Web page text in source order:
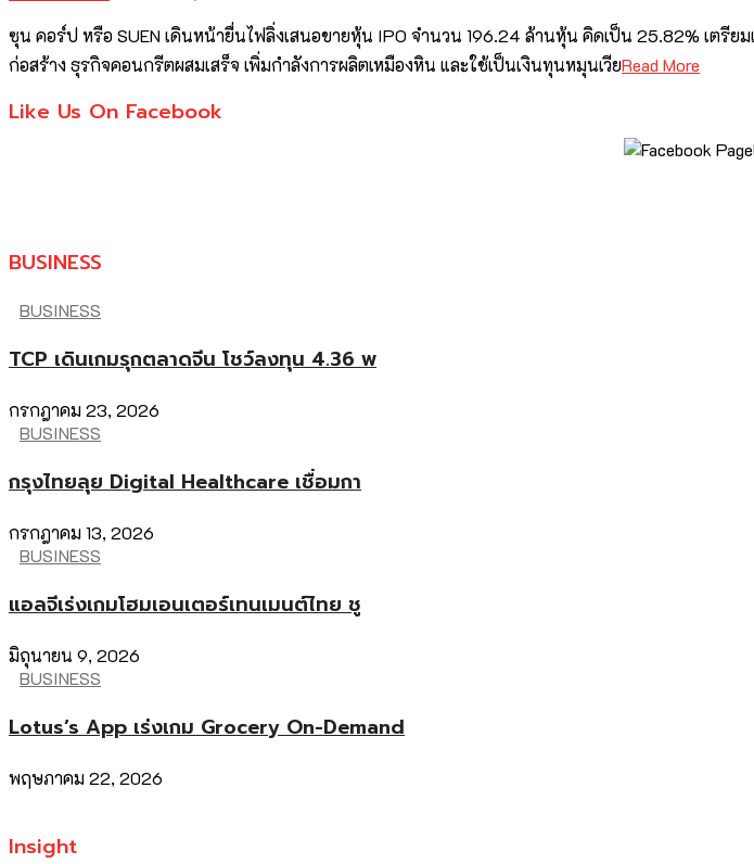
ซุน คอร์ป หรือ SUEN เดินหน้ายื่นไฟลิ่งเสนอขายหุ้น IPO จำนวน 196.24 ล้านหุ้น คิดเป็น 25.82% เตรี
ก่อสร้าง ธุรกิจคอนกรีตผสมเสร็จ เพิ่มกำลังการผลิตเหมืองหิน และใช้เป็นเงินทุนหมุนเวียRead More
Like Us On Facebook
BUSINESS
BUSINESS
TCP เดินเกมรุกตลาดจีน โชว์ลงทุน 4.36 พ
กรกฎาคม 23, 2026
BUSINESS
กรุงไทยลุย Digital Healthcare เชื่อมกา
กรกฎาคม 13, 2026
BUSINESS
แอลจีเร่งเกมโฮมเอนเตอร์เทนเมนต์ไทย ชู
มิถุนายน 9, 2026
BUSINESS
Lotus’s App เร่งเกม Grocery On-Demand
พฤษภาคม 22, 2026
Insight